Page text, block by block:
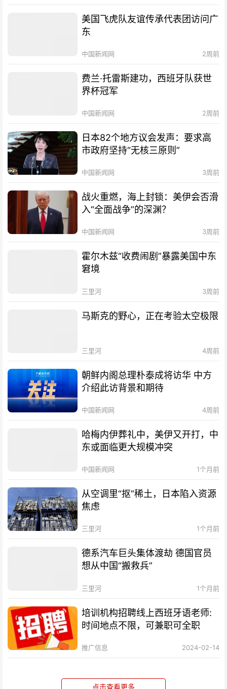
美国飞虎队友谊传承代表团访问广
东
中国新闻网 2周前
费兰·托雷斯建功，西班牙队获世
界杯冠军
中国新闻网 2周前
日本82个地方议会发声：要求高
市政府坚持“无核三原则”
中国新闻网 3周前
战火重燃，海上封锁：美伊会否滑
入“全面战争”的深渊？
中国新闻网 3周前
霍尔木兹“收费闹剧”暴露美国中东
窘境
三里河 3周前
马斯克的野心，正在考验太空极限
三里河 4周前
朝鲜内阁总理朴泰成将访华 中方
介绍此访背景和期待
中国新闻网 4周前
哈梅内伊葬礼中，美伊又开打，中
东或面临更大规模冲突
中国新闻网 1个月前
从空调里“抠”稀土，日本陷入资源
焦虑
三里河 1个月前
德系汽车巨头集体渡劫 德国官员
想从中国“搬救兵”
三里河 1个月前
培训机构招聘线上西班牙语老师:
时间地点不限，可兼职可全职
推广信息 2024-02-14
点击查看更多